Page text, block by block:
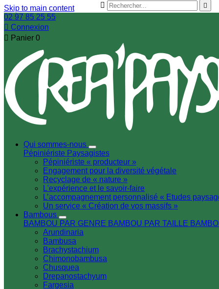
Skip to main content
02 97 85 25 55
 Connexion
 Panier 0
Qui sommes-nous
Pépiniériste Paysagistes
Pépiniériste « producteur »
Engagement pour la diversité végétale
Recyclage de « nature »
L'expérience et le savoir-faire
L’accompagnement personnalisé « Etudes
Un service « Création de vos massifs »
Bambous
BAMBOU PAR GENRE BAMBOU PAR TAILLE
Arundinaria
Bambusa
Brachystachium
Chimonobambusa
Chusquea
Drepanostachyum
Fargesia
 